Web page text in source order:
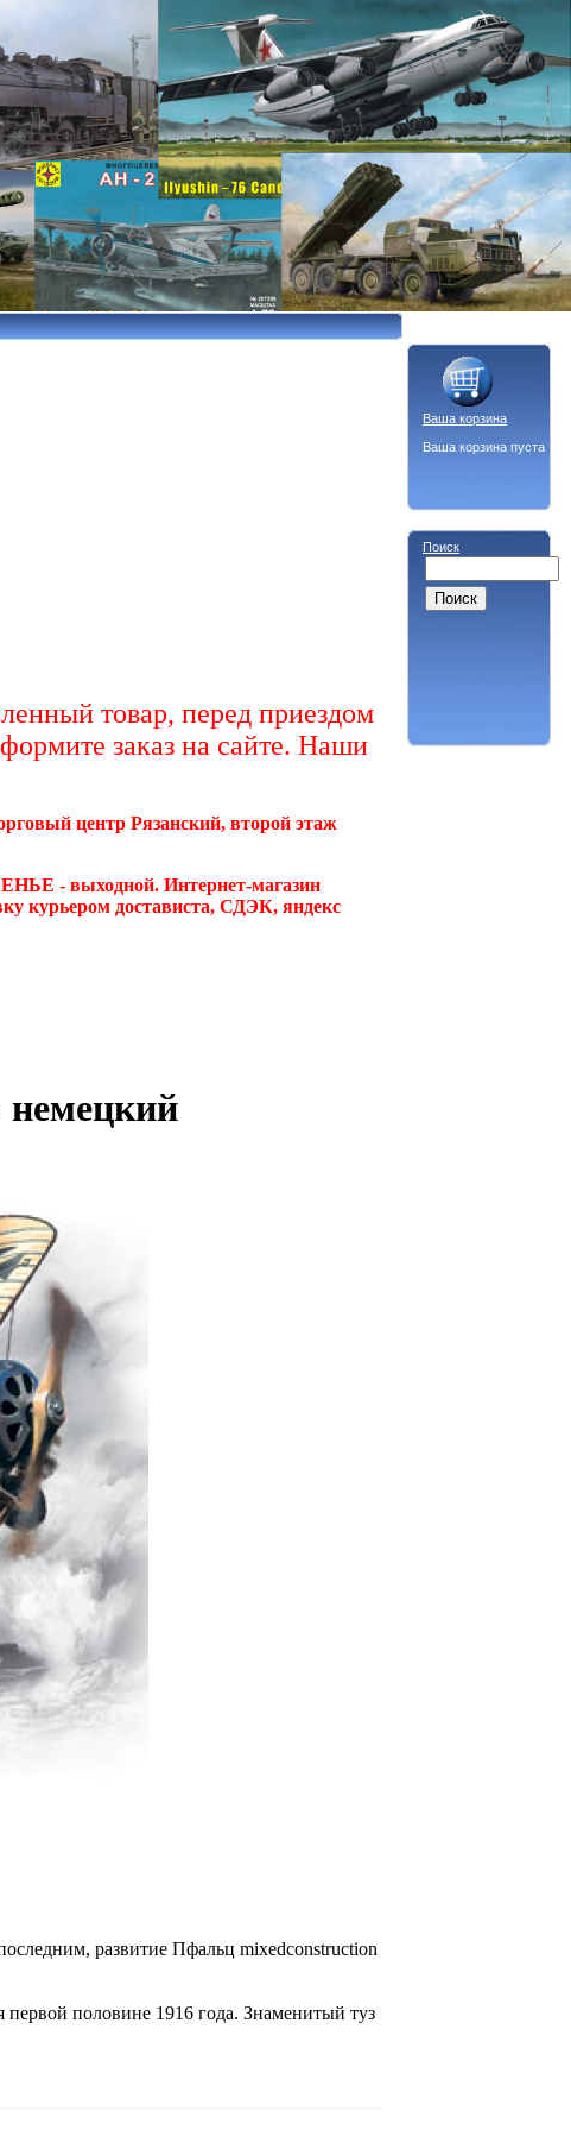
товар, перед приездом
заказ на сайте. Наши
центр Рязанский, второй этаж
- выходной. Интернет-магазин
курьером достависта, СДЭК, яндекс
развитие Пфальц mixedconstruction
половине 1916 года. Знаменитый туз
Ваша корзина
Ваша корзина пуста
Поиск